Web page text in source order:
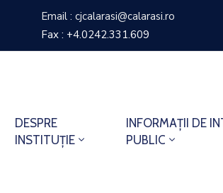
Email : cjcalarasi@calarasi.ro
Fax : +4.0242.331.609
DESPRE
INSTITUȚIE
INFORMAȚII DE
PUBLIC